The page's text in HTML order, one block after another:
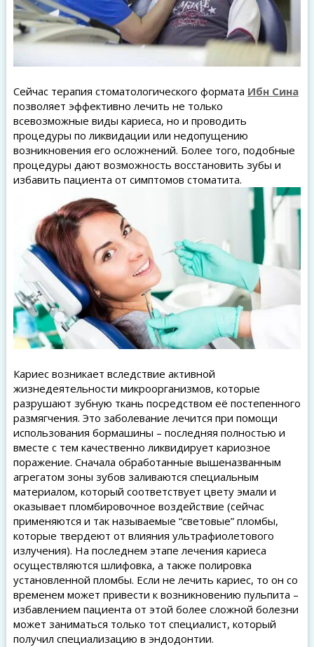
Сейчас терапия стоматологического формата Ибн Сина
позволяет эффективно лечить не только
всевозможные виды кариеса, но и проводить
процедуры по ликвидации или недопущению
возникновения его осложнений. Более того, подобные
процедуры дают возможность восстановить зубы и
избавить пациента от симптомов стоматита.
Кариес возникает вследствие активной
жизнедеятельности микроорганизмов, которые
разрушают зубную ткань посредством её постепенного
размягчения. Это заболевание лечится при помощи
использования бормашины – последняя полностью и
вместе с тем качественно ликвидирует кариозное
поражение. Сначала обработанные вышеназванным
агрегатом зоны зубов заливаются специальным
материалом, который соответствует цвету эмали и
оказывает пломбировочное воздействие (сейчас
применяются и так называемые “световые” пломбы,
которые твердеют от влияния ультрафиолетового
излучения). На последнем этапе лечения кариеса
осуществляются шлифовка, а также полировка
установленной пломбы. Если не лечить кариес, то он со
временем может привести к возникновению пульпита –
избавлением пациента от этой более сложной болезни
может заниматься только тот специалист, который
получил специализацию в эндодонтии.